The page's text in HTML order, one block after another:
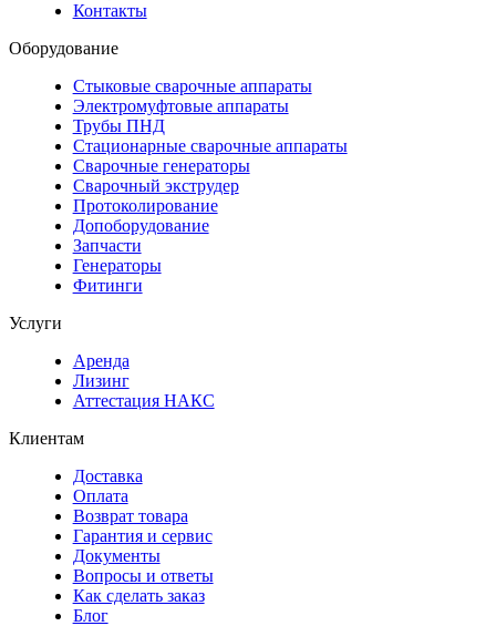
Контакты
Оборудование
Стыковые сварочные аппараты
Электромуфтовые аппараты
Трубы ПНД
Стационарные сварочные аппараты
Сварочные генераторы
Сварочный экструдер
Протоколирование
Допоборудование
Запчасти
Генераторы
Фитинги
Услуги
Аренда
Лизинг
Аттестация НАКС
Клиентам
Доставка
Оплата
Возврат товара
Гарантия и сервис
Документы
Вопросы и ответы
Как сделать заказ
Блог